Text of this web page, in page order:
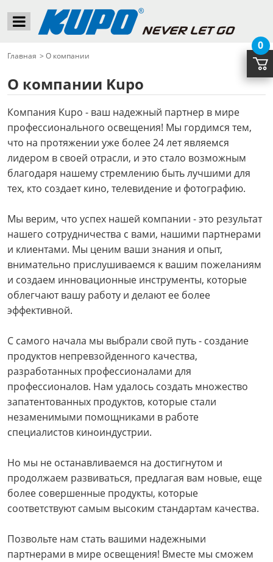
Главная > О компании
О компании Kupo
Компания Kupo - ваш надежный партнер в мире
профессионального освещения! Мы гордимся тем,
что на протяжении уже более 24 лет являемся
лидером в своей отрасли, и это стало возможным
благодаря нашему стремлению быть лучшими для
тех, кто создает кино, телевидение и фотографию.
Мы верим, что успех нашей компании - это результат
нашего сотрудничества с вами, нашими партнерами
и клиентами. Мы ценим ваши знания и опыт,
внимательно прислушиваемся к вашим пожеланиям
и создаем инновационные инструменты, которые
облегчают вашу работу и делают ее более
эффективной.
С самого начала мы выбрали свой путь - создание
продуктов непревзойденного качества,
разработанных профессионалами для
профессионалов. Нам удалось создать множество
запатентованных продуктов, которые стали
незаменимыми помощниками в работе
специалистов киноиндустрии.
Но мы не останавливаемся на достигнутом и
продолжаем развиваться, предлагая вам новые, еще
более совершенные продукты, которые
соответствуют самым высоким стандартам качества.
Позвольте нам стать вашими надежными
партнерами в мире освещения! Вместе мы сможем
0